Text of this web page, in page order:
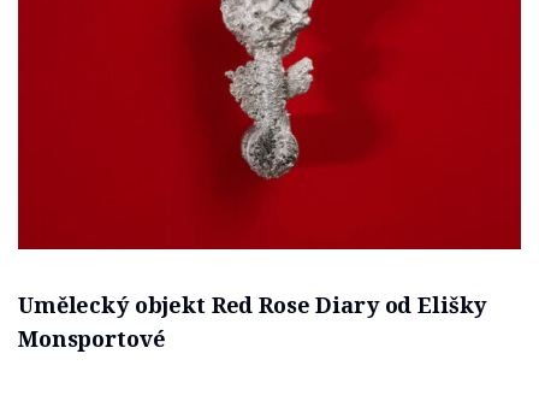
Umělecký objekt Red Rose Diary od Elišky
Monsportové